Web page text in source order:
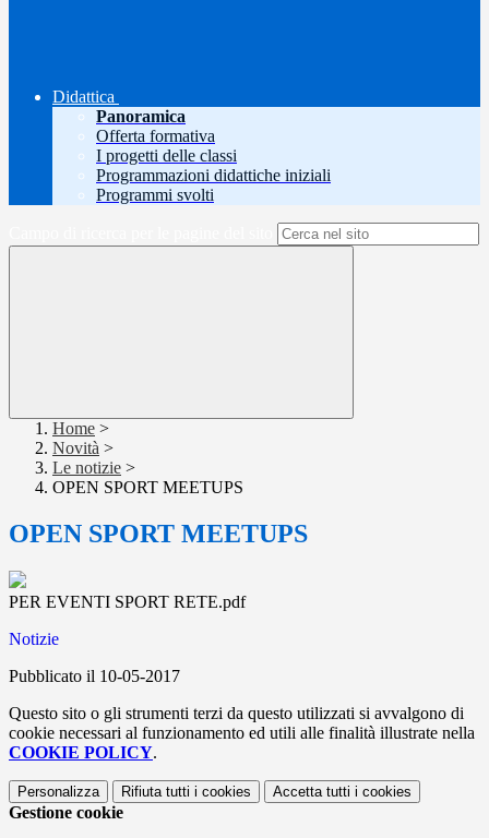
Didattica
Panoramica
Offerta formativa
I progetti delle classi
Programmazioni didattiche iniziali
Programmi svolti
Home >
Novità >
Le notizie >
OPEN SPORT MEETUPS
OPEN SPORT MEETUPS
PER EVENTI SPORT RETE.pdf
Notizie
Pubblicato il 10-05-2017
Questo sito o gli strumenti terzi da questo utilizzati si avvalgono di
cookie necessari al funzionamento ed utili alle finalità illustrate nella
COOKIE POLICY.
Personalizza Rifiuta tutti i cookies Accetta tutti i cookies
Gestione cookie